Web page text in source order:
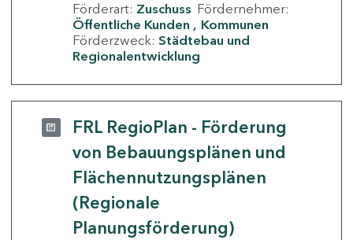
Förderart: Zuschuss Fördernehmer:
Öffentliche Kunden
Kommunen
Förderzweck: Städtebau und
Regionalentwicklung
FRL RegioPlan - Förderung
von Bebauungsplänen und
Flächennutzungsplänen
(Regionale
Planungsförderung)